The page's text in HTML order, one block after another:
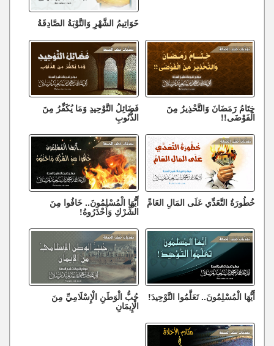
خَوَاتِيمُ الشَّهْرِ وَالتَّوْبَةُ الصَّادِقَةُ
خِتَامُ رَمَضَانَ وَالتَّحْذِيرُ مِنَ
الْفَوْضَى!!
فَضَائِلُ التَّوْحِيدِ وَمَا يُكَفِّرُ مِنَ
الذُّنُوبِ
خُطُورَةُ التَّعَدِّي عَلَى المَالِ العَامِّ أَيُّهَا الْمُسْلِمُونَ.. خَافُوا مِنَ
الشِّرْكِ وَاحْذَرُوهُ!
أَيُّهَا الْمُسْلِمُونَ.. تَعَلَّمُوا التَّوْحِيدَ! حُبُّ الْوَطَنِ الْإِسْلَامِيِّ مِنَ
الْإِيمَانِ